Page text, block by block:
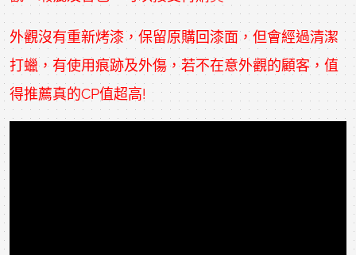
外觀沒有重新烤漆，保留原購回漆面，但會經過清潔
打蠟，有使用痕跡及外傷，若不在意外觀的顧客，值
得推薦真的CP值超高!